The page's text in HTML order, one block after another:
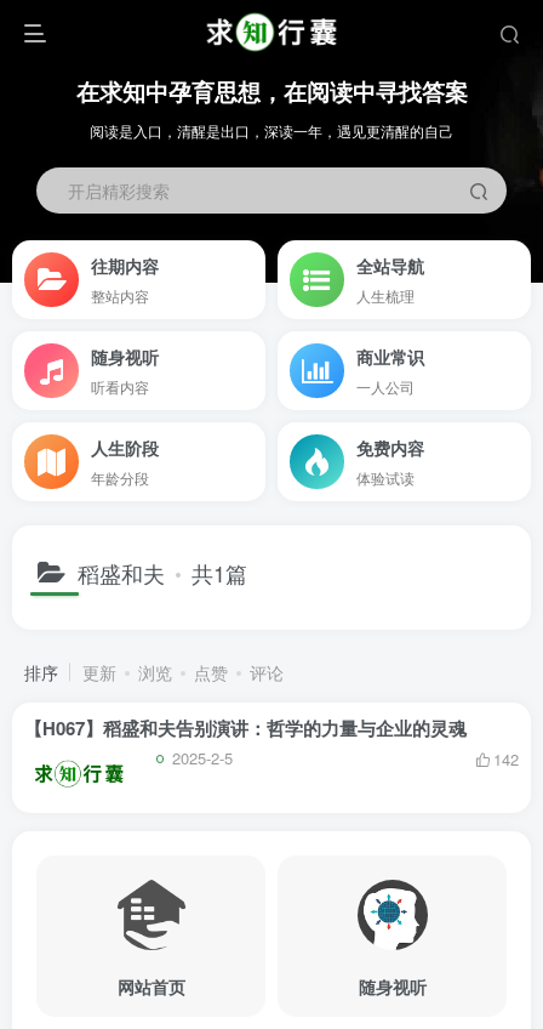
在求知中孕育思想，在阅读中寻找答案
阅读是入口，清醒是出口，深读一年，遇见更清醒的自己
开启精彩搜索
往期内容
整站内容
全站导航
人生梳理
随身视听
听看内容
商业常识
一人公司
人生阶段
年龄分段
免费内容
体验试读
稻盛和夫 共1篇
排序 更新 浏览 点赞 评论
【H067】稻盛和夫告别演讲：哲学的力量与企业的灵魂
2025-2-5 142
网站首页 随身视听